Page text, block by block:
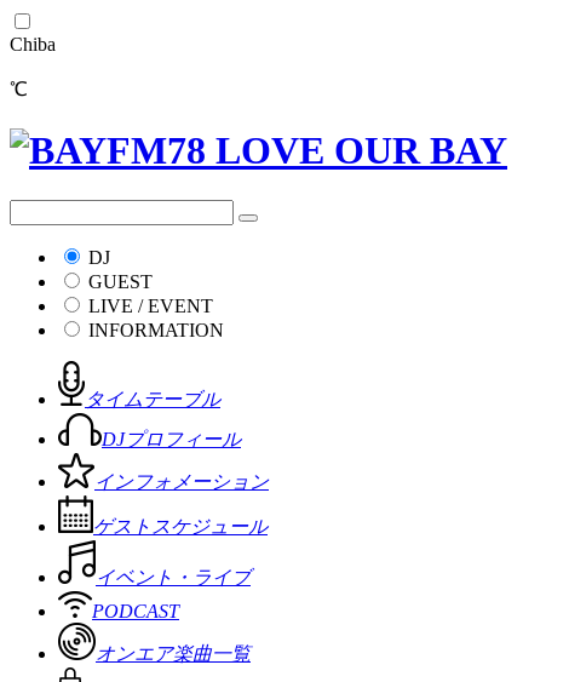
Chiba
℃
DJ
GUEST
LIVE / EVENT
INFORMATION
タイムテーブル
DJプロフィール
インフォメーション
ゲストスケジュール
イベント・ライブ
PODCAST
オンエア楽曲一覧